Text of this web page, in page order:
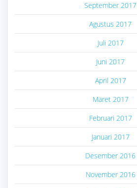
September 2017
Agustus 2017
Juli 2017
Juni 2017
April 2017
Maret 2017
Februari 2017
Januari 2017
Desember 2016
November 2016